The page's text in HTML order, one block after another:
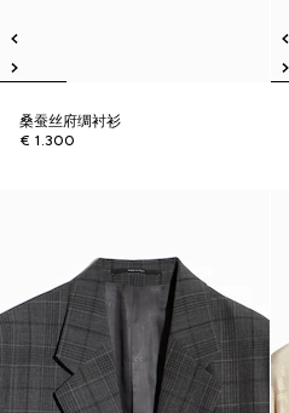
桑蚕丝府绸衬衫
€ 1.300